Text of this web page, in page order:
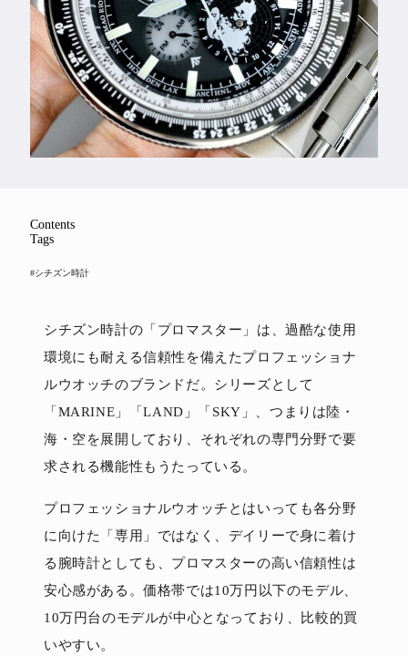
Contents
Tags
#シチズン時計
シチズン時計の「プロマスター」は、過酷な使用
環境にも耐える信頼性を備えたプロフェッショナ
ルウオッチのブランドだ。シリーズとして
「MARINE」「LAND」「SKY」、つまりは陸・
海・空を展開しており、それぞれの専門分野で要
求される機能性もうたっている。
プロフェッショナルウオッチとはいっても各分野
に向けた「専用」ではなく、デイリーで身に着け
る腕時計としても、プロマスターの高い信頼性は
安心感がある。価格帯では10万円以下のモデル、
10万円台のモデルが中心となっており、比較的買
いやすい。